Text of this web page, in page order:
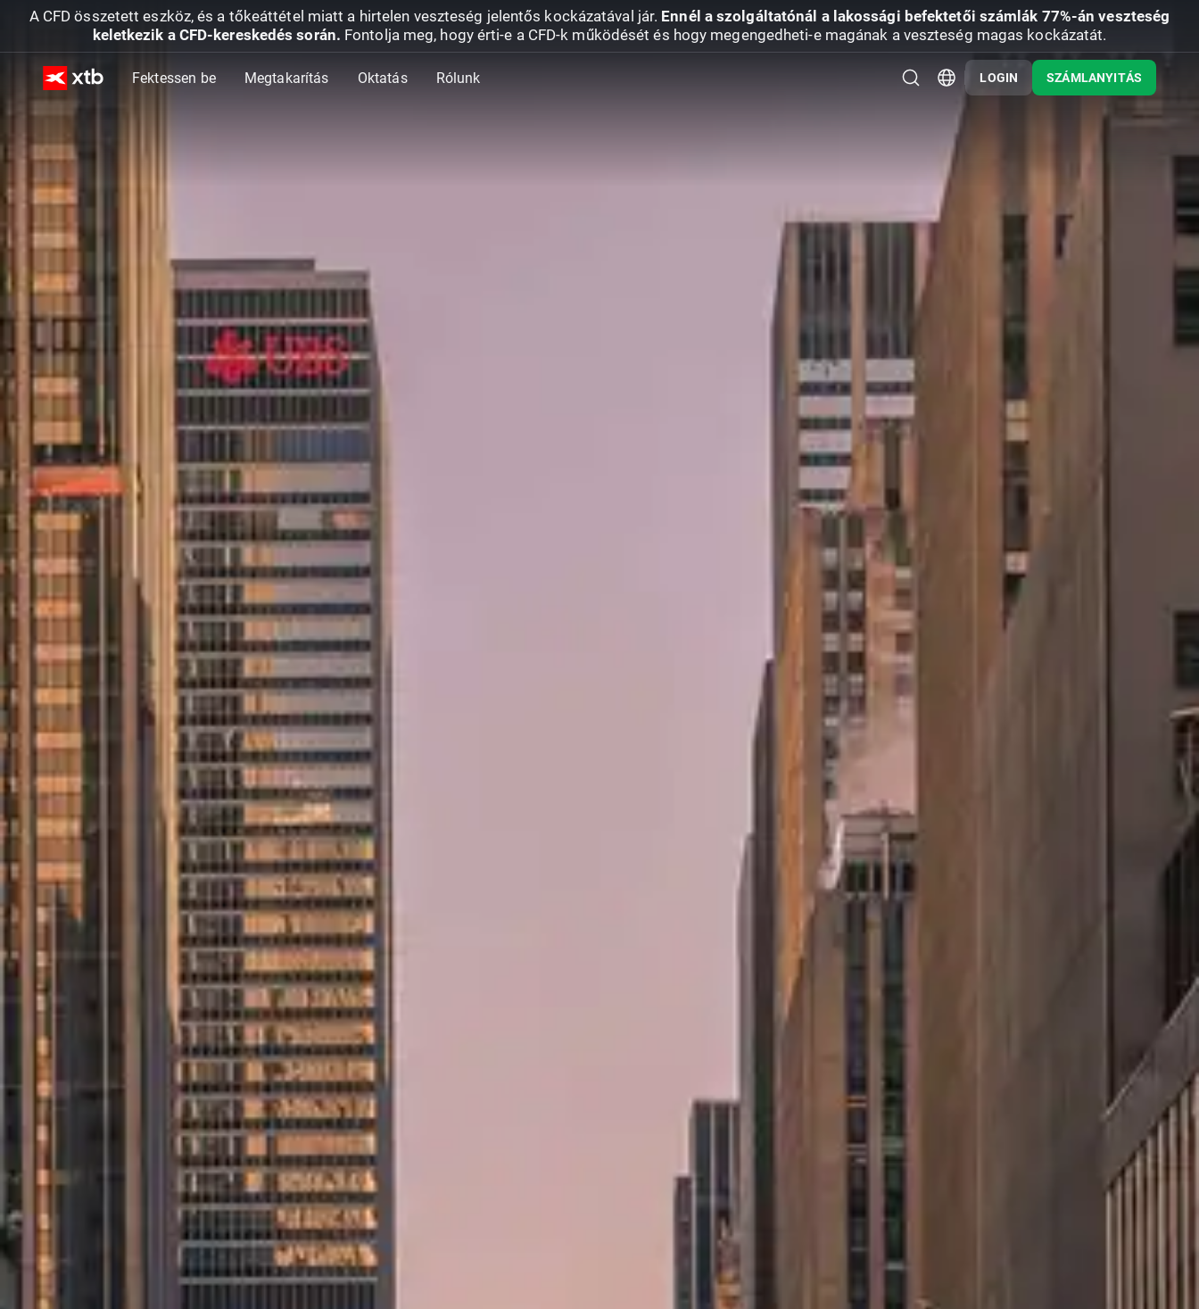
A CFD összetett eszköz, és a tőkeáttétel miatt a hirtelen veszteség jelentős kockázatával jár. Ennél a szolgáltatónál a lakossági befektetői számlák 77%-án veszteség
keletkezik a CFD-kereskedés során. Fontolja meg, hogy érti-e a CFD-k működését és hogy megengedheti-e magának a veszteség magas kockázatát.
Fektessen be Megtakarítás Oktatás Rólunk LOGIN SZÁMLANYITÁS